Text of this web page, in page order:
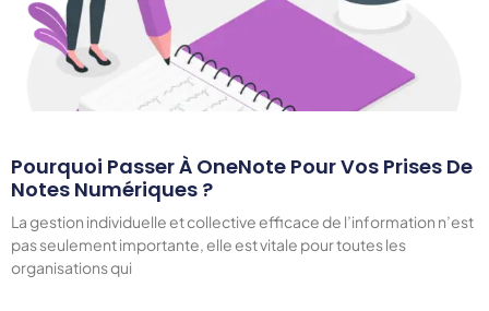
Pourquoi Passer À OneNote Pour Vos Prises De
Notes Numériques ?
La gestion individuelle et collective efficace de l’information n’est
pas seulement importante, elle est vitale pour toutes les
organisations qui